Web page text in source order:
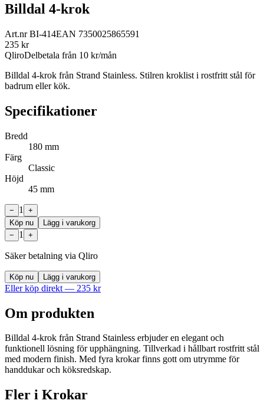
Billdal 4-krok
Art.nrBI-414EAN 7350025865591
235 kr
QliroDelbetala från 10 kr/mån
Billdal 4-krok från Strand Stainless. Stilren kroklist i rostfritt stål för
badrum eller kök.
Specifikationer
Bredd
180 mm
Färg
Classic
Höjd
45 mm
− 1
+
Köp nu
Lägg i varukorg
−
1 +
Säker betalning via Qliro
Köp nu Lägg i varukorg
Eller köp direkt — 235 kr
Om produkten
Billdal 4-krok från Strand Stainless erbjuder en elegant och
funktionell lösning för upphängning. Tillverkad i hållbart rostfritt stål
med modern finish. Med fyra krokar finns gott om utrymme för
handdukar och köksredskap.
Fler i Krokar